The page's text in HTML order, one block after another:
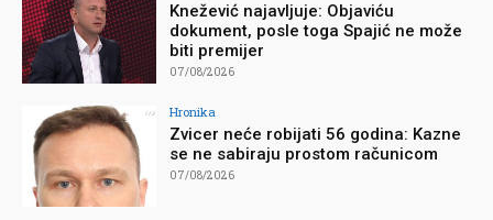
Knežević najavljuje: Objaviću
dokument, posle toga Spajić ne može
biti premijer
07/08/2026
Hronika
Zvicer neće robijati 56 godina: Kazne
se ne sabiraju prostom računicom
07/08/2026